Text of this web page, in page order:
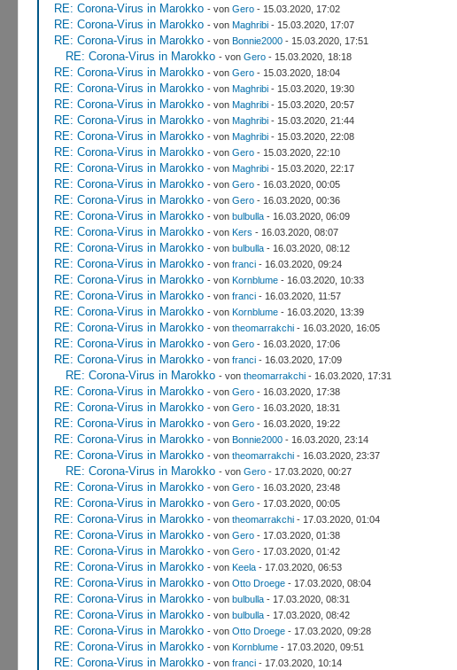
RE: Corona-Virus in Marokko - von Gero- 15.03.2020, 17:02
RE: Corona-Virus in Marokko - von Maghribi- 15.03.2020, 17:07
RE: Corona-Virus in Marokko - von Bonnie2000- 15.03.2020, 17:51
RE: Corona-Virus in Marokko - von Gero- 15.03.2020, 18:18
RE: Corona-Virus in Marokko - von Gero- 15.03.2020, 18:04
RE: Corona-Virus in Marokko - von Maghribi- 15.03.2020, 19:30
RE: Corona-Virus in Marokko - von Maghribi- 15.03.2020, 20:57
RE: Corona-Virus in Marokko - von Maghribi- 15.03.2020, 21:44
RE: Corona-Virus in Marokko - von Maghribi- 15.03.2020, 22:08
RE: Corona-Virus in Marokko - von Gero- 15.03.2020, 22:10
RE: Corona-Virus in Marokko - von Maghribi- 15.03.2020, 22:17
RE: Corona-Virus in Marokko - von Gero- 16.03.2020, 00:05
RE: Corona-Virus in Marokko - von Gero- 16.03.2020, 00:36
RE: Corona-Virus in Marokko - von bulbulla- 16.03.2020, 06:09
RE: Corona-Virus in Marokko - von Kers - 16.03.2020, 08:07
RE: Corona-Virus in Marokko - von bulbulla- 16.03.2020, 08:12
RE: Corona-Virus in Marokko - von franci- 16.03.2020, 09:24
RE: Corona-Virus in Marokko - von Kornblume- 16.03.2020, 10:33
RE: Corona-Virus in Marokko - von franci- 16.03.2020, 11:57
RE: Corona-Virus in Marokko - von Kornblume- 16.03.2020, 13:39
RE: Corona-Virus in Marokko - von theomarrakchi- 16.03.2020, 16:05
RE: Corona-Virus in Marokko - von Gero- 16.03.2020, 17:06
RE: Corona-Virus in Marokko - von franci- 16.03.2020, 17:09
RE: Corona-Virus in Marokko - von theomarrakchi- 16.03.2020, 17:31
RE: Corona-Virus in Marokko - von Gero- 16.03.2020, 17:38
RE: Corona-Virus in Marokko - von Gero- 16.03.2020, 18:31
RE: Corona-Virus in Marokko - von Gero- 16.03.2020, 19:22
RE: Corona-Virus in Marokko - von Bonnie2000- 16.03.2020, 23:14
RE: Corona-Virus in Marokko - von theomarrakchi- 16.03.2020, 23:37
RE: Corona-Virus in Marokko - von Gero- 17.03.2020, 00:27
RE: Corona-Virus in Marokko - von Gero- 16.03.2020, 23:48
RE: Corona-Virus in Marokko - von Gero- 17.03.2020, 00:05
RE: Corona-Virus in Marokko - von theomarrakchi- 17.03.2020, 01:04
RE: Corona-Virus in Marokko - von Gero- 17.03.2020, 01:38
RE: Corona-Virus in Marokko - von Gero- 17.03.2020, 01:42
RE: Corona-Virus in Marokko - von Keela- 17.03.2020, 06:53
RE: Corona-Virus in Marokko - von Otto Droege- 17.03.2020, 08:04
RE: Corona-Virus in Marokko - von bulbulla- 17.03.2020, 08:31
RE: Corona-Virus in Marokko - von bulbulla- 17.03.2020, 08:42
RE: Corona-Virus in Marokko - von Otto Droege- 17.03.2020, 09:28
RE: Corona-Virus in Marokko - von Kornblume- 17.03.2020, 09:51
RE: Corona-Virus in Marokko - von franci- 17.03.2020, 10:14